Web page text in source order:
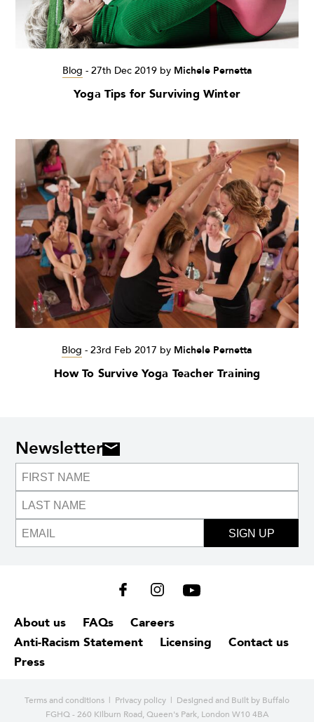
Blog - 27th Dec 2019by Michele Pernetta
Yoga Tips for Surviving Winter
Blog - 23rd Feb 2017 by Michele Pernetta
How To Survive Yoga Teacher Training
Newsletter
SIGN UP
About us FAQs
Careers
Anti-Racism Statement
Licensing
Contact us
Press
Terms and conditions | Privacy policy | Designed and Built by Buffalo
FGHQ - 260 Kilburn Road, Queen's Park, London W10 4BA